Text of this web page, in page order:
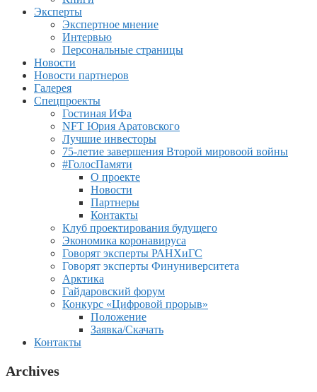
Эксперты
Экспертное мнение
Интервью
Персональные страницы
Новости
Новости партнеров
Галерея
Спецпроекты
Гостиная ИФа
NFT Юрия Аратовского
Лучшие инвесторы
75-летие завершения Второй мировоой войны
#ГолосПамяти
О проекте
Новости
Партнеры
Контакты
Клуб проектирования будущего
Экономика коронавируса
Говорят эксперты РАНХиГС
Говорят эксперты Финуниверситета
Арктика
Гайдаровский форум
Конкурс «Цифровой прорыв»
Положение
Заявка/Скачать
Контакты
Archives